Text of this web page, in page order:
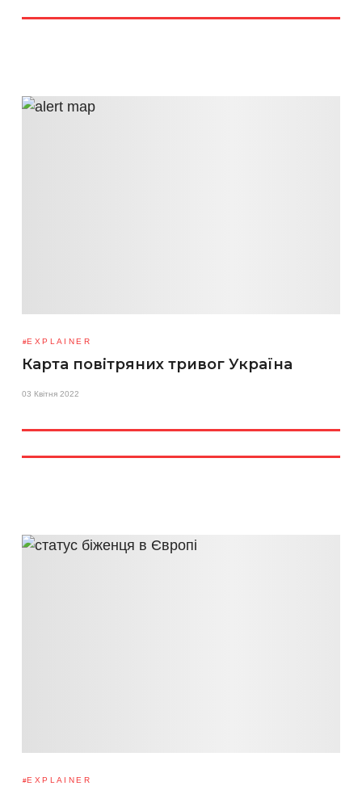
EXPLAINER
Карта повітряних тривог Україна
03 Квітня 2022
EXPLAINER